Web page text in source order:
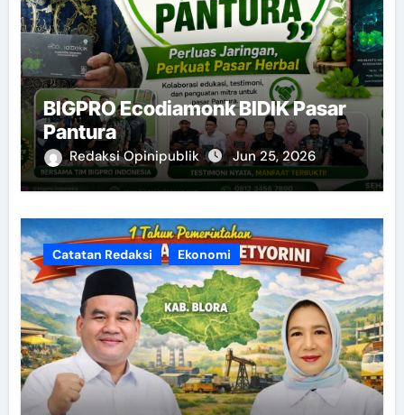
BIGPRO Ecodiamonk BIDIK Pasar
Pantura
Redaksi Opinipublik Jun 25, 2026
Catatan Redaksi Ekonomi